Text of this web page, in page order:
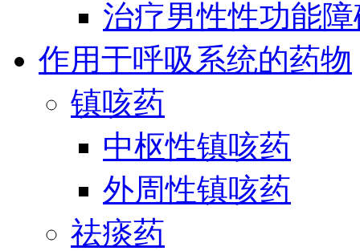
治疗男性性功能
作用于呼吸系统的药物
镇咳药
中枢性镇咳药
外周性镇咳药
祛痰药